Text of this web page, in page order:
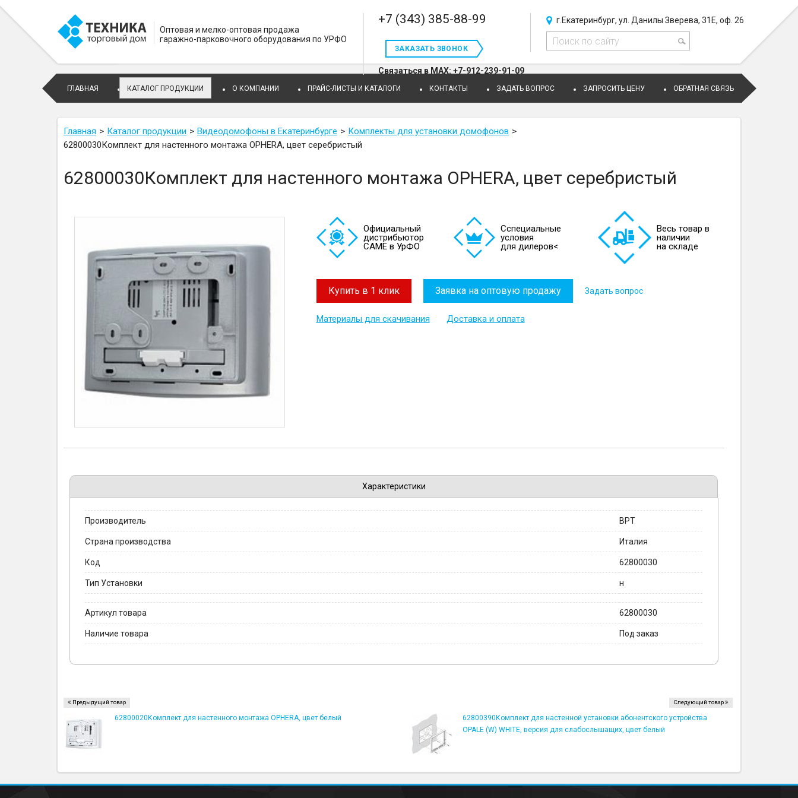
Оптовая и мелко-оптовая продажа
гаражно-парковочного оборудования по УРФО
+7 (343) 385-88-99
ЗАКАЗАТЬ ЗВОНОК
Связаться в MAX: +7-912-239-91-09
г.Екатеринбург, ул. Данилы Зверева, 31Е, оф. 26
ГЛАВНАЯ КАТАЛОГ ПРОДУКЦИИ О КОМПАНИИ ПРАЙС-ЛИСТЫ И КАТАЛОГИ КОНТАКТЫ ЗАДАТЬ ВОПРОС ЗАПРОСИТЬ ЦЕНУ ОБРАТНАЯ СВЯЗЬ
Главная Каталог продукции Видеодомофоны в Екатеринбурге
Комплекты для установки домофонов
62800030Комплект для настенного монтажа OPHERA, цвет серебристый
62800030Комплект для настенного монтажа OPHERA, цвет серебристый
Официальный
дистрибьютор
САМЕ в УрФО
Cспециальные
условия
для дилеров<
Весь товар в
наличии
на складе
Купить в 1 клик Заявка на оптовую продажу Задать вопрос
Материалы для скачивания Доставка и оплата
Характеристики
Производитель BPT
Страна производства Италия
Код 62800030
Тип Установки н
Артикул товара 62800030
Наличие товара Под заказ
Следующий товар
62800390Комплект для настенной установки абонентского устройства
OPALE (W) WHITE, версия для слабослышащих, цвет белый
Предыдущий товар
62800020Комплект для настенного монтажа OPHERA, цвет белый